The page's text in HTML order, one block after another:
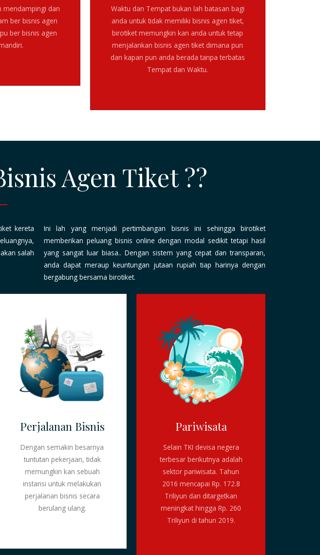
mendampingi dan
ber bisnis agen
ber bisnis agen
Waktu dan Tempat bukan lah batasan bagi
anda untuk tidak memiliki bisnis agen tiket,
birotiket memungkin kan anda untuk tetap
menjalankan bisnis agen tiket dimana pun
dan kapan pun anda berada tanpa terbatas
Tempat dan Waktu.
Agen Tiket ??
kereta
salah
Ini lah yang menjadi pertimbangan bisnis ini sehingga birotiket
memberikan peluang bisnis online dengan modal sedikittetapi hasil
yang sangat luar biasa.. Dengan sistem yang cepat dan transparan,
anda dapat meraup keuntungan jutaan rupiah tiap harinya dengan
bergabung bersama birotiket.
Perjalanan Bisnis
Dengan semakin besarnya
tuntutan pekerjaan, tidak
memungkin kan sebuah
instansi untuk melakukan
perjalanan bisnis secara
berulang ulang.
Pariwisata
Selain TKI devisa negera
terbesar berikutnya adalah
sektor pariwisata. Tahun
2016 mencapai Rp. 172.8
Triliyun dan ditargetkan
meningkat hingga Rp. 260
Triliyun di tahun 2019.